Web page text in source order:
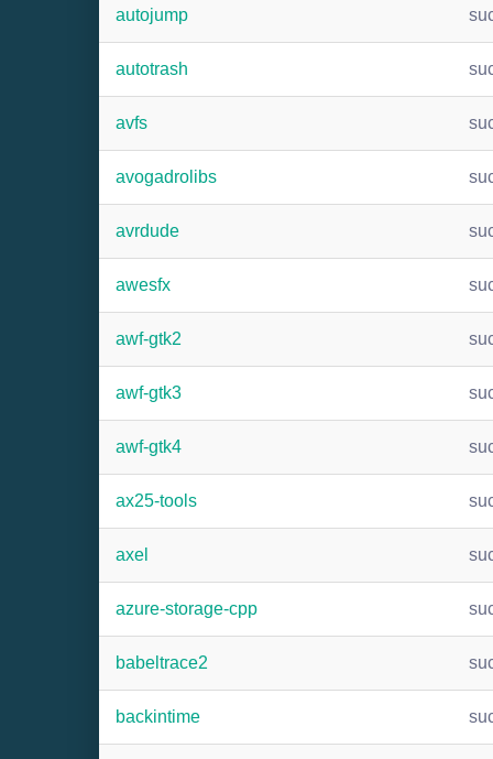
autojump
autotrash
avfs
avogadrolibs
avrdude
awesfx
awf-gtk2
awf-gtk3
awf-gtk4
ax25-tools
axel
azure-storage-cpp
babeltrace2
backintime